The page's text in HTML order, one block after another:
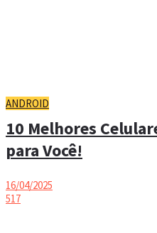
ANDROID
10 Melhores
para Você!
16/04/2025
517